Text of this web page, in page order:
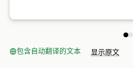
包含自动翻译的文本 显示原文